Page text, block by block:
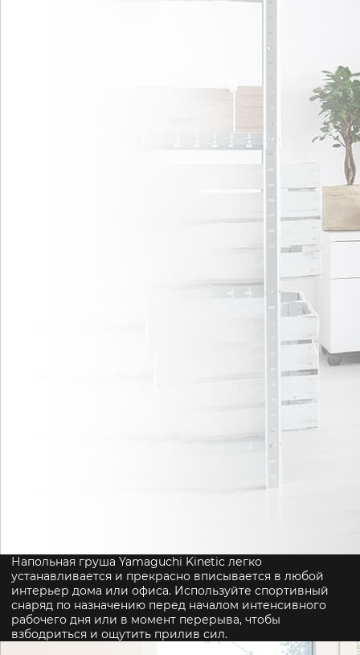
Напольная груша Yamaguchi Kinetic легко
устанавливается и прекрасно вписывается в любой
интерьер дома или офиса. Используйте спортивный
снаряд по назначению перед началом интенсивного
рабочего дня или в момент перерыва, чтобы
взбодриться и ощутить прилив сил.